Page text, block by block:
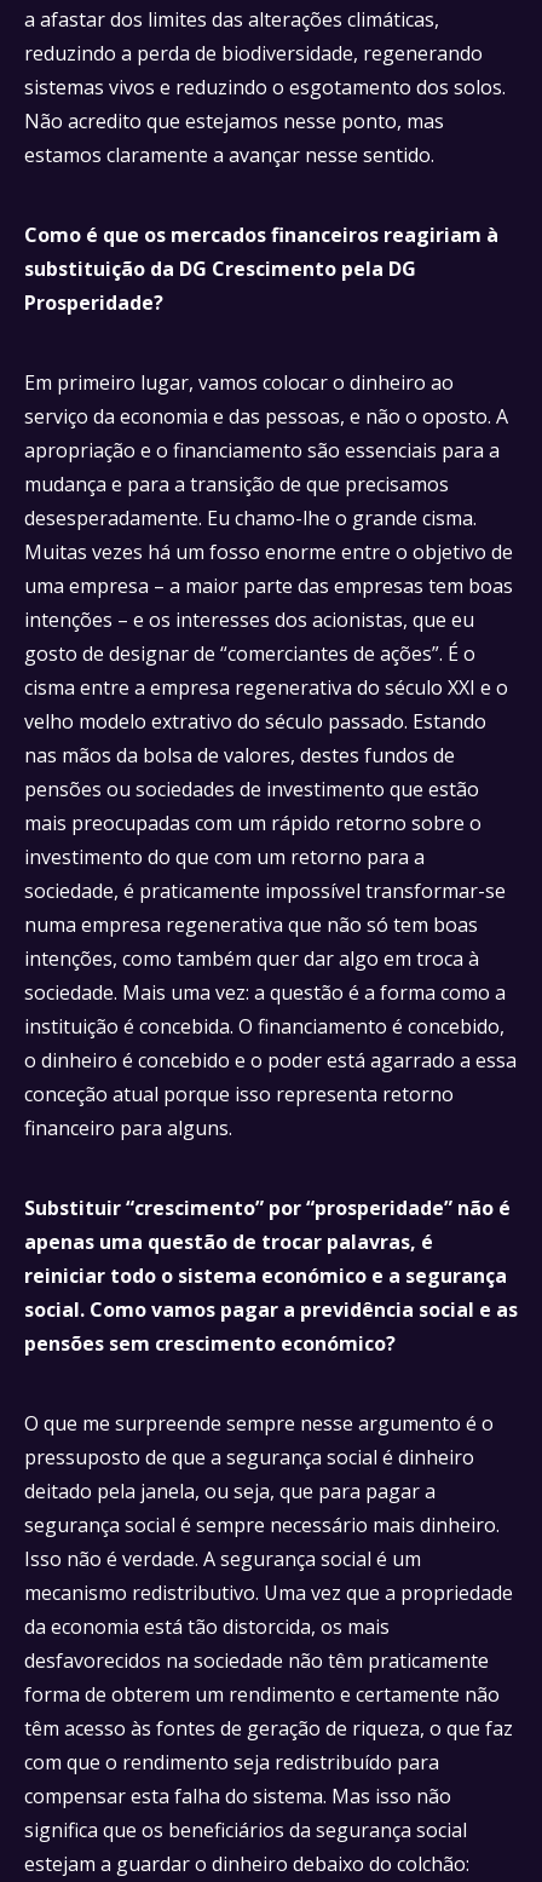
a afastar dos limites das alterações climáticas,
reduzindo a perda de biodiversidade, regenerando
sistemas vivos e reduzindo o esgotamento dos solos.
Não acredito que estejamos nesse ponto, mas
estamos claramente a avançar nesse sentido.
Como é que os mercados financeiros reagiriam à
substituição da DG Crescimento pela DG
Prosperidade?
Em primeiro lugar, vamos colocar o dinheiro ao
serviço da economia e das pessoas, e não o oposto. A
apropriação e o financiamento são essenciais para a
mudança e para a transição de que precisamos
desesperadamente. Eu chamo-lhe o grande cisma.
Muitas vezes há um fosso enorme entre o objetivo de
uma empresa – a maior parte das empresas tem boas
intenções – e os interesses dos acionistas, que eu
gosto de designar de “comerciantes de ações”. É o
cisma entre a empresa regenerativa do século XXI e o
velho modelo extrativo do século passado. Estando
nas mãos da bolsa de valores, destes fundos de
pensões ou sociedades de investimento que estão
mais preocupadas com um rápido retorno sobre o
investimento do que com um retorno para a
sociedade, é praticamente impossível transformar-se
numa empresa regenerativa que não só tem boas
intenções, como também quer dar algo em troca à
sociedade. Mais uma vez: a questão é a forma como a
instituição é concebida. O financiamento é concebido,
o dinheiro é concebido e o poder está agarrado a essa
conceção atual porque isso representa retorno
financeiro para alguns.
Substituir “crescimento” por “prosperidade” não é
apenas uma questão de trocar palavras, é
reiniciar todo o sistema económico e a segurança
social. Como vamos pagar a previdência social e as
pensões sem crescimento económico?
O que me surpreende sempre nesse argumento é o
pressuposto de que a segurança social é dinheiro
deitado pela janela, ou seja, que para pagar a
segurança social é sempre necessário mais dinheiro.
Isso não é verdade. A segurança social é um
mecanismo redistributivo. Uma vez que a propriedade
da economia está tão distorcida, os mais
desfavorecidos na sociedade não têm praticamente
forma de obterem um rendimento e certamente não
têm acesso às fontes de geração de riqueza, o que faz
com que o rendimento seja redistribuído para
compensar esta falha do sistema. Mas isso não
significa que os beneficiários da segurança social
estejam a guardar o dinheiro debaixo do colchão: